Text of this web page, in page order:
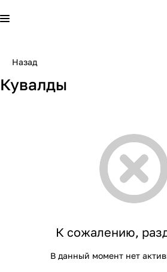
Назад
Кувалды
К сожалению,
В данный момент нет